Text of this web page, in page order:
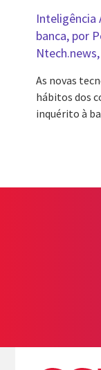
Inteligência
banca, por
As novas
hábitos dos
inquérito à